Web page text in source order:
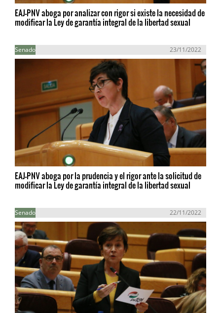
EAJ-PNV aboga por analizar con rigor si existe la necesidad de
modificar la Ley de garantía integral de la libertad sexual
Senado 23/11/2022
EAJ-PNV aboga por la prudencia y el rigor ante la solicitud de
modificar la Ley de garantía integral de la libertad sexual
Senado 22/11/2022